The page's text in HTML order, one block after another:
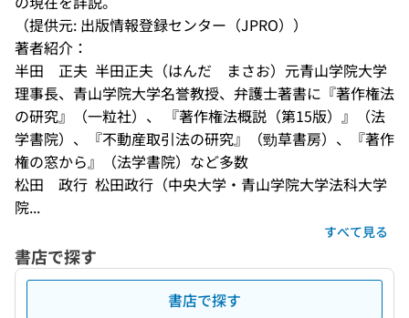
（提供元: 出版情報登録センター（JPRO））
著者紹介：
半田　正夫  半田正夫（はんだ　まさお）元青山学院大学
理事長、青山学院大学名誉教授、弁護士著書に『著作権法
の研究』（一粒社）、 『著作権法概説（第15版）』（法
学書院）、『不動産取引法の研究』（勁草書房）、『著作
権の窓から』（法学書院）など多数
松田　政行  松田政行（中央大学・青山学院大学法科大学
院...
すべて見る
書店で探す
書店で探す